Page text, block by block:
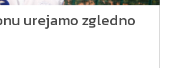
urejamo zgledno